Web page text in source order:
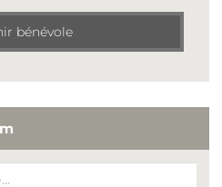
bénévole